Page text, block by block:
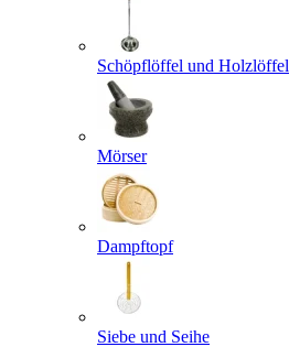
Schöpflöffel und Holzlöffel
Mörser
Dampftopf
Siebe und Seihe